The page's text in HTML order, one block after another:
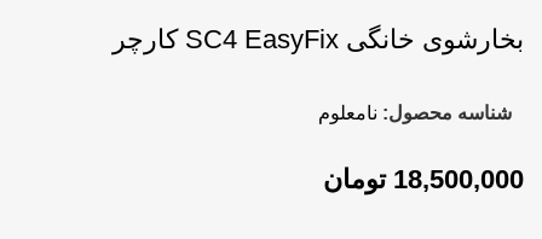
بخارشوی خانگی SC4 EasyFix کارچر
شناسه محصول: نامعلوم
تومان